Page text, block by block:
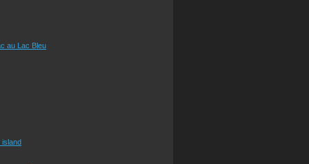
au Lac Bleu
island